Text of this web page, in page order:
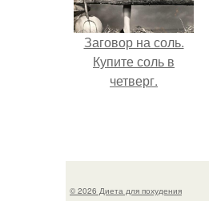
Заговор на соль.
Купите соль в
четверг.
© 2026 Диета для похудения